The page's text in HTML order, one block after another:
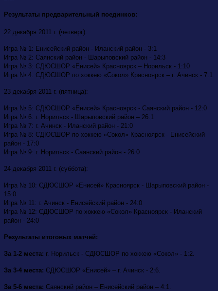
Результаты предварительный поединков:
22 декабря 2011 г. (четверг):
Игра № 1: Енисейский район - Иланский район - 3:1
Игра № 2: Саянский район - Шарыповский район - 14:3
Игра № 3: СДЮСШОР «Енисей» Красноярск – Норильск - 1:10
Игра № 4: СДЮСШОР по хоккею «Сокол» Красноярск – г. Ачинск - 7:1
23 декабря 2011 г. (пятница):
Игра № 5: СДЮСШОР «Енисей» Красноярск - Саянский район - 12:0
Игра № 6: г. Норильск - Шарыповский район – 26:1
Игра № 7: г. Ачинск - Иланский район - 21:0
Игра № 8: СДЮСШОР по хоккею «Сокол» Красноярск - Енисейский
район - 17:0
Игра № 9: г. Норильск - Саянский район - 26:0
24 декабря 2011 г. (суббота):
Игра № 10: СДЮСШОР «Енисей» Красноярск - Шарыповский район -
15:0
Игра № 11: г. Ачинск - Енисейский район - 24:0
Игра № 12: СДЮСШОР по хоккею «Сокол» Красноярск - Иланский
район - 24:0
Результаты итоговых матчей:
За 1-2 места: г. Норильск - СДЮСШОР по хоккею «Сокол» - 1:2.
За 3-4 места: СДЮСШОР «Енисей» – г. Ачинск - 2:6.
За 5-6 места: Саянский район – Енисейский район – 4:1.